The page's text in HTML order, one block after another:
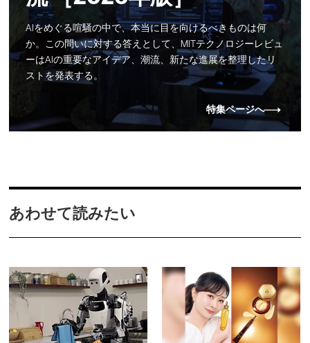
AIをめぐる喧騒の中で、本当に目を向けるべきものは何
か。この問いに対する答えとして、MITテクノロジーレビュ
ーはAIの重要なアイデア、潮流、新たな進展を整理したリ
ストを発表する。
特集ページへ
あわせて読みたい